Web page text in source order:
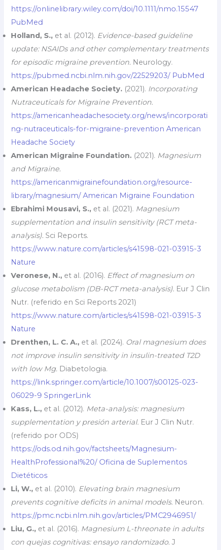
https://onlinelibrary.wiley.com/doi/10.1111/nmo.15547
PubMed
Holland, S., et al. (2012). Evidence-based guideline
update: NSAIDs and other complementary treatments
for episodic migraine prevention. Neurology.
https://pubmed.ncbi.nlm.nih.gov/22529203/ PubMed
American Headache Society. (2021). Incorporating
Nutraceuticals for Migraine Prevention.
https://americanheadachesociety.org/news/incorporati
ng-nutraceuticals-for-migraine-prevention American
Headache Society
American Migraine Foundation. (2021). Magnesium
and Migraine.
https://americanmigrainefoundation.org/resource-
library/magnesium/ American Migraine Foundation
Ebrahimi Mousavi, S., et al. (2021). Magnesium
supplementation and insulin sensitivity (RCT meta-
analysis). Sci Reports.
https://www.nature.com/articles/s41598-021-03915-3
Nature
Veronese, N., et al. (2016). Effect of magnesium on
glucose metabolism (DB-RCT meta-analysis). Eur J Clin
Nutr. (referido en Sci Reports 2021)
https://www.nature.com/articles/s41598-021-03915-3
Nature
Drenthen, L. C. A., et al. (2024). Oral magnesium does
not improve insulin sensitivity in insulin-treated T2D
with low Mg. Diabetologia.
https://link.springer.com/article/10.1007/s00125-023-
06029-9 SpringerLink
Kass, L., et al. (2012). Meta-analysis: magnesium
supplementation y presión arterial. Eur J Clin Nutr.
(referido por ODS)
https://ods.od.nih.gov/factsheets/Magnesium-
HealthProfessional%20/ Oficina de Suplementos
Dietéticos
Li, W., et al. (2010). Elevating brain magnesium
prevents cognitive deficits in animal models. Neuron.
https://pmc.ncbi.nlm.nih.gov/articles/PMC2946951/
Liu, G., et al. (2016). Magnesium L-threonate in adults
con quejas cognitivas: ensayo randomizado. J